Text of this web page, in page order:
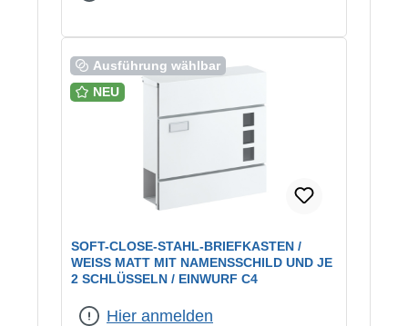
Ausführung wählbar
NEU
SOFT-CLOSE-STAHL-BRIEFKASTEN /
WEISS MATT MIT NAMENSSCHILD UND JE 2
SCHLÜSSELN / EINWURF C4
Hier anmelden